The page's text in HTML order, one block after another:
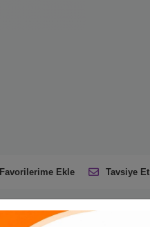
Favorilerime Ekle Tavsiye Et